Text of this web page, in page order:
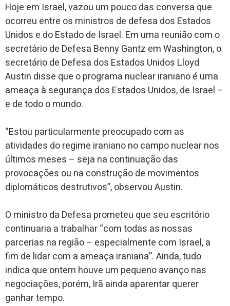
Hoje em Israel, vazou um pouco das conversa que
ocorreu entre os ministros de defesa dos Estados
Unidos e do Estado de Israel. Em uma reunião com o
secretário de Defesa Benny Gantz em Washington, o
secretário de Defesa dos Estados Unidos Lloyd
Austin disse que o programa nuclear iraniano é uma
ameaça à segurança dos Estados Unidos, de Israel –
e de todo o mundo.
“Estou particularmente preocupado com as
atividades do regime iraniano no campo nuclear nos
últimos meses – seja na continuação das
provocações ou na construção de movimentos
diplomáticos destrutivos”, observou Austin.
O ministro da Defesa prometeu que seu escritório
continuaria a trabalhar “com todas as nossas
parcerias na região – especialmente com Israel, a
fim de lidar com a ameaça iraniana”. Ainda, tudo
indica que ontem houve um pequeno avanço nas
negociações, porém, Irã ainda aparentar querer
ganhar tempo.